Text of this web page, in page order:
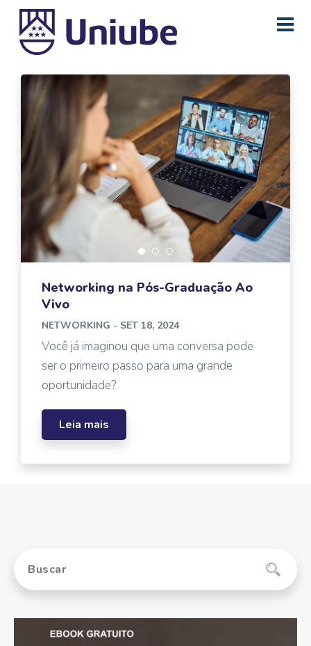
Networking na Pós-Graduação Ao
Vivo
NETWORKING - SET 18, 2024
Você já imaginou que uma conversa pode
ser o primeiro passo para uma grande
oportunidade?
Leia mais